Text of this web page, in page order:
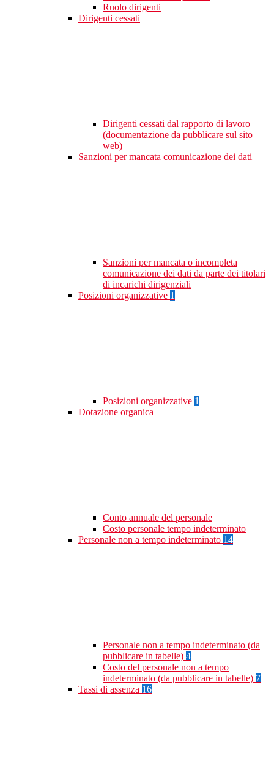
Ruolo dirigenti
Dirigenti cessati
Dirigenti cessati dal rapporto di lavoro
(documentazione da pubblicare sul sito
web)
Sanzioni per mancata comunicazione dei dati
Sanzioni per mancata o incompleta
comunicazione dei dati da parte dei titolari
di incarichi dirigenziali
Posizioni organizzative 1
Posizioni organizzative 1
Dotazione organica
Conto annuale del personale
Costo personale tempo indeterminato
Personale non a tempo indeterminato 14
Personale non a tempo indeterminato (da
pubblicare in tabelle) 4
Costo del personale non a tempo
indeterminato (da pubblicare in tabelle) 7
Tassi di assenza 16